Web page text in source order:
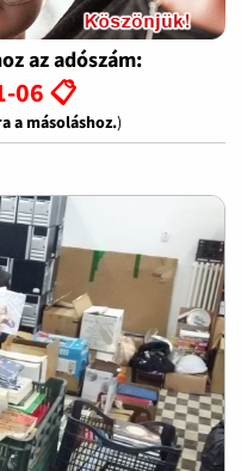
az adószám:
06 📋
a másoláshoz.)